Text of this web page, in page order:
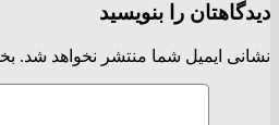
دیدگاهتان را بنویسید
نشانی ایمیل شما منتشر نخواهد شد.